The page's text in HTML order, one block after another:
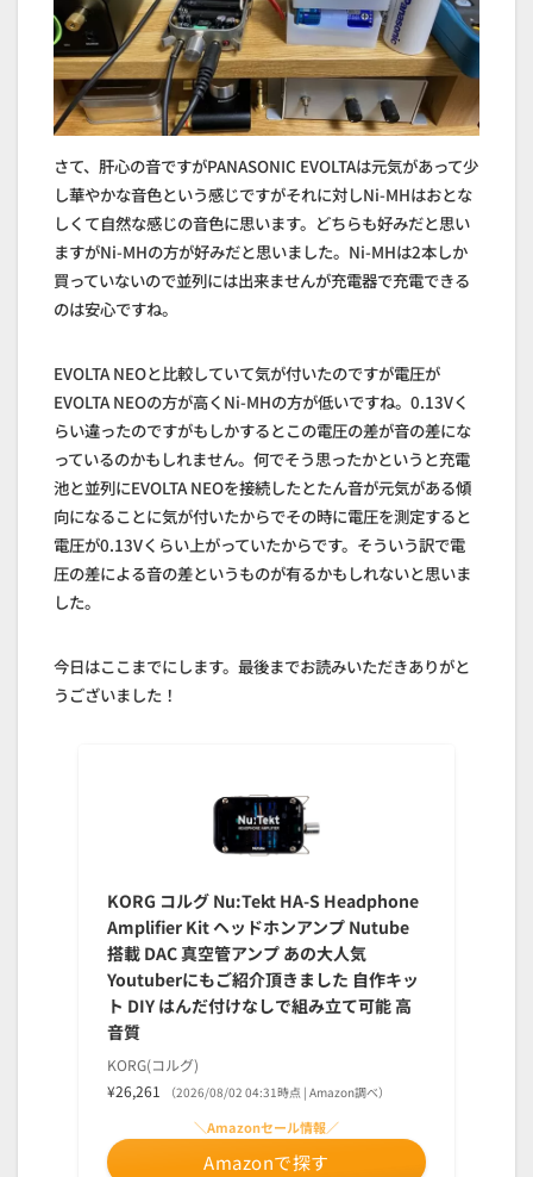
さて、肝心の音ですがPANASONIC EVOLTAは元気があって少
し華やかな音色という感じですがそれに対しNi-MHはおとな
しくて自然な感じの音色に思います。どちらも好みだと思い
ますがNi-MHの方が好みだと思いました。Ni-MHは2本しか
買っていないので並列には出来ませんが充電器で充電できる
のは安心ですね。
EVOLTA NEOと比較していて気が付いたのですが電圧が
EVOLTA NEOの方が高くNi-MHの方が低いですね。0.13Vく
らい違ったのですがもしかするとこの電圧の差が音の差にな
っているのかもしれません。何でそう思ったかというと充電
池と並列にEVOLTA NEOを接続したとたん音が元気がある傾
向になることに気が付いたからでその時に電圧を測定すると
電圧が0.13Vくらい上がっていたからです。そういう訳で電
圧の差による音の差というものが有るかもしれないと思いま
した。
今日はここまでにします。最後までお読みいただきありがと
うございました！
KORG コルグ Nu:Tekt HA-S Headphone
Amplifier Kit ヘッドホンアンプ Nutube
搭載 DAC 真空管アンプ あの大人気
Youtuberにもご紹介頂きました 自作キッ
ト DIY はんだ付けなしで組み立て可能 高
音質
KORG(コルグ)
¥26,261
（2026/08/02 04:31時点 | Amazon調べ）
＼Amazonセール情報／
Amazonで探す